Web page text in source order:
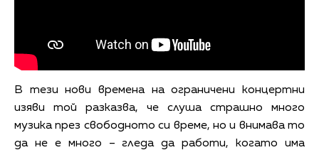
В тези нови времена на ограничени концертни
изяви той разказва, че слуша страшно много
музика през свободното си време, но и внимава то
да не е много – гледа да работи, когато има